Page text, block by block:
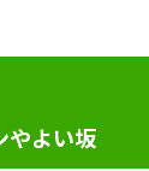
やよい坂